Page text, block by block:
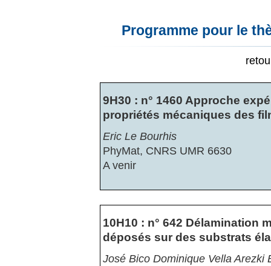
Programme pour le
9H30 : n° 1460 Approche
propriétés mécaniques des
Eric Le Bourhis
PhyMat, CNRS UMR 6630
A venir
10H10 : n° 642 Délamination
déposés sur des substrats
José Bico Dominique Vella